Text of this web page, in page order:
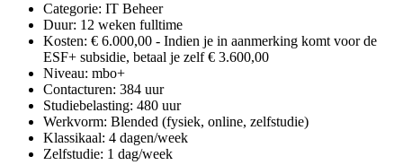
Categorie: IT Beheer
Duur: 12 weken fulltime
Kosten: € 6.000,00 - Indien je in aanmerking komt voor de
ESF+ subsidie, betaal je zelf € 3.600,00
Niveau: mbo+
Contacturen: 384 uur
Studiebelasting: 480 uur
Werkvorm: Blended (fysiek, online, zelfstudie)
Klassikaal: 4 dagen/week
Zelfstudie: 1 dag/week